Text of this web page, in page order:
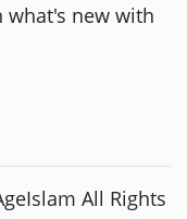
what's new with
All Rights